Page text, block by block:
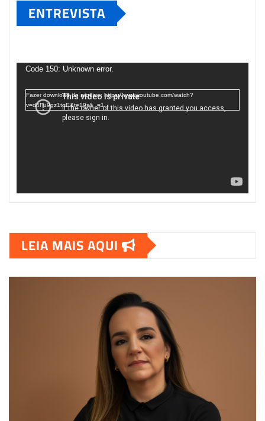
ENTREVISTA
deCode 150: Unknown error.
Fazer download do arquivo: https://www.youtube.com/watch?
v=d4Fu9gz1tqE&t=19s&_=1
LEIA MAIS AQUI